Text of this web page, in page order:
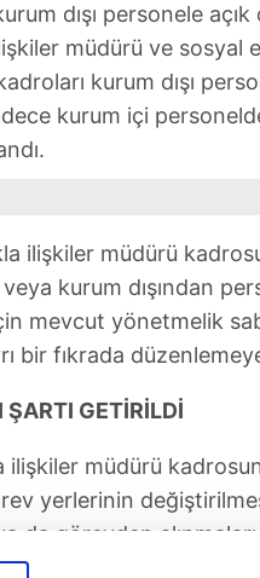
dışı personele açık
müdürü ve sosyal
kurum dışı
kurum içi
ilişkiler müdürü
kurum dışından
mevcut yönetmelik
bir fıkrada
GETİRİLDİ
ilişkiler müdürü
yerlerinin
da görevden
yaptıkları kadro veya